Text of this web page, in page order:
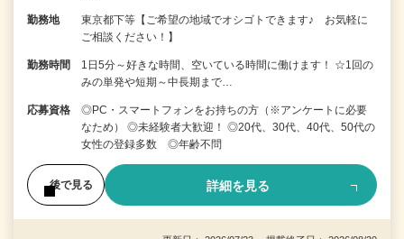
勤務地
東京都下等【ご希望の地域でオシゴトできます♪ お気軽に
ご相談ください！】
勤務時間
1日5分～好きな時間、空いている時間に働けます！ ☆1回の
みの単発や短期～中長期まで…
応募資格
◎PC・スマートフォンをお持ちの方（※アンケートに必要
なため） ◎未経験者大歓迎！ ◎20代、30代、40代、50代の
女性の登録多数 ◎年齢不問
後で見る 詳細を見る